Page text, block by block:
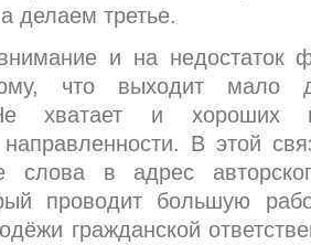
делаем третье.
и на недостаток
что выходит мало
хватает и хороших
направленности. В этой
слова в адрес
проводит большую
гражданской